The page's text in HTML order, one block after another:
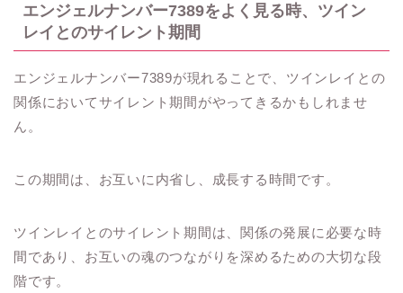
エンジェルナンバー7389をよく見る時、ツイン
レイとのサイレント期間
エンジェルナンバー7389が現れることで、ツインレイとの
関係においてサイレント期間がやってきるかもしれませ
ん。
この期間は、お互いに内省し、成長する時間です。
ツインレイとのサイレント期間は、関係の発展に必要な時
間であり、お互いの魂のつながりを深めるための大切な段
階です。